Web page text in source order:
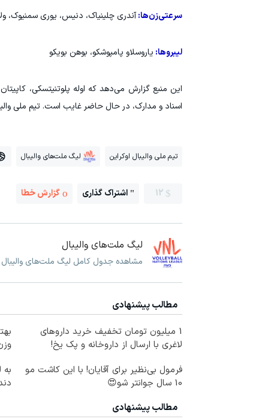
سرعتی‌زن‌ها:آندری چلینیاک، دنیس، یوری سمنیوک،
لیبروها: یاروسلاو پامپوشکو، بوهن بویکو
این منبع گزارش می‌دهد که اوله پلوتنیتسکی،
اسناد و مدارک، در حال حاضر غایب است. تیم ملی
تیم ملی والیبال اوکراین لیگ ملت‌های والیبال
12 اشتراک گذاری گزارش خطا
لیگ ملت‌های والیبال
مشاهده جدول کامل لیگ ملت‌های والیبال
مطالب پیشنهادی
1 میلیون تومان تخفیف خرید داروهای
لاغری با ارسال از داروخانه و پک یخ!
فرمول بی‌نظیر برای آقایان! با این کاشت مو
10 سال جوانتر شو😍
مطالب پیشنهادی